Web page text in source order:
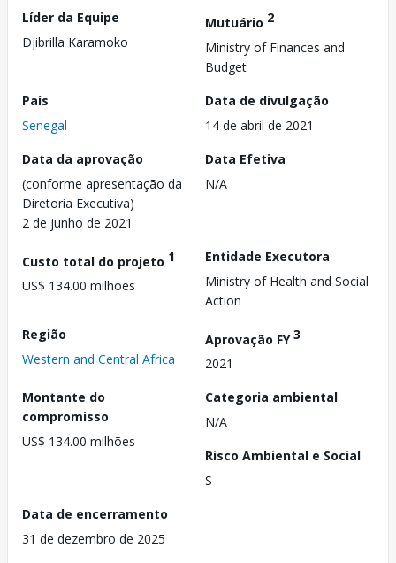
Líder da Equipe
Djibrilla Karamoko
Mutuário 2
Ministry of Finances and
Budget
País
Senegal
Data de divulgação
14 de abril de 2021
Data da aprovação
(conforme apresentação da
Diretoria Executiva)
2 de junho de 2021
Data Efetiva
N/A
Custo total do projeto 1
US$ 134.00 milhões
Entidade Executora
Ministry of Health and Social
Action
Região
Western and Central Africa
Aprovação FY3
2021
Montante do
compromisso
US$ 134.00 milhões
Categoria ambiental
N/A
Risco Ambiental e Social
S
Data de encerramento
31 de dezembro de 2025